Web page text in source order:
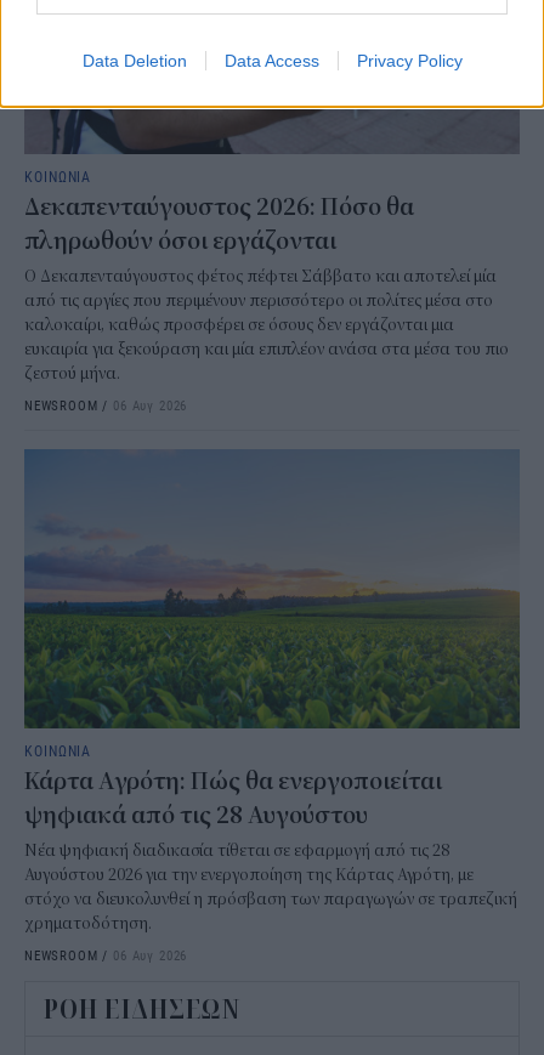
Data Deletion Data Access Privacy Policy
ΚΟΙΝΩΝΙΑ
Δεκαπενταύγουστος 2026: Πόσο θα
πληρωθούν όσοι εργάζονται
Ο Δεκαπενταύγουστος φέτος πέφτει Σάββατο και αποτελεί μία
από τις αργίες που περιμένουν περισσότερο οι πολίτες μέσα στο
καλοκαίρι, καθώς προσφέρει σε όσους δεν εργάζονται μια
ευκαιρία για ξεκούραση και μία επιπλέον ανάσα στα μέσα του πιο
ζεστού μήνα.
NEWSROOM / 06 Αυγ 2026
ΚΟΙΝΩΝΙΑ
Κάρτα Αγρότη: Πώς θα ενεργοποιείται
ψηφιακά από τις 28 Αυγούστου
Νέα ψηφιακή διαδικασία τίθεται σε εφαρμογή από τις 28
Αυγούστου 2026 για την ενεργοποίηση της Κάρτας Αγρότη, με
στόχο να διευκολυνθεί η πρόσβαση των παραγωγών σε τραπεζική
χρηματοδότηση.
NEWSROOM / 06 Αυγ 2026
ΡΟΗ ΕΙΔΗΣΕΩΝ